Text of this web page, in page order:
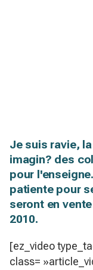
Je suis ravie,
imagin? des
pour
patiente pour
seront en
2010.
[ez_video
class=